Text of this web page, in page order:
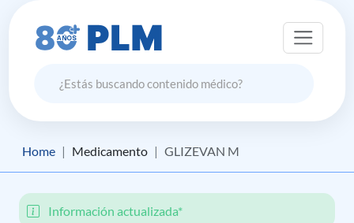
Home Medicamento GLIZEVAN M
Información actualizada*